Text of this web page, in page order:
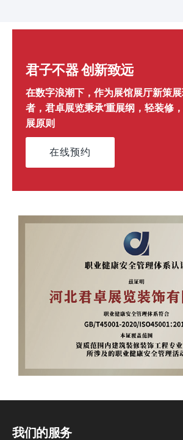
君子不器 创新致远
在数字浪潮下，作为展馆展厅新策
者，君卓展览秉承‘重展纲，轻装修
展原则
在线预约
我们的服务